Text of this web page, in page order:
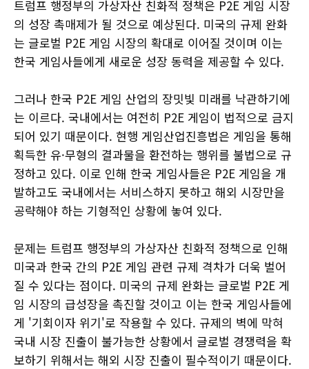
트럼프 행정부의 가상자산 친화적 정책은 P2E 게임 시장
의 성장 촉매제가 될 것으로 예상된다. 미국의 규제 완화
는 글로벌 P2E 게임 시장의 확대로 이어질 것이며 이는
한국 게임사들에게 새로운 성장 동력을 제공할 수 있다.
그러나 한국 P2E 게임 산업의 장밋빛 미래를 낙관하기에
는 이르다. 국내에서는 여전히 P2E 게임이 법적으로 금지
되어 있기 때문이다. 현행 게임산업진흥법은 게임을 통해
획득한 유·무형의 결과물을 환전하는 행위를 불법으로 규
정하고 있다. 이로 인해 한국 게임사들은 P2E 게임을 개
발하고도 국내에서는 서비스하지 못하고 해외 시장만을
공략해야 하는 기형적인 상황에 놓여 있다.
문제는 트럼프 행정부의 가상자산 친화적 정책으로 인해
미국과 한국 간의 P2E 게임 관련 규제 격차가 더욱 벌어
질 수 있다는 점이다. 미국의 규제 완화는 글로벌 P2E 게
임 시장의 급성장을 촉진할 것이고 이는 한국 게임사들에
게 '기회이자 위기'로 작용할 수 있다. 규제의 벽에 막혀
국내 시장 진출이 불가능한 상황에서 글로벌 경쟁력을 확
보하기 위해서는 해외 시장 진출이 필수적이기 때문이다.